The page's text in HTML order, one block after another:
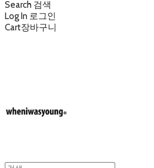
Search 검색
Log In 로그인
Cart장바구니